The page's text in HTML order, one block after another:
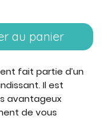
au panier
fait partie d’un
Il est
avantageux
de vous